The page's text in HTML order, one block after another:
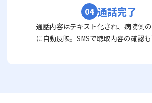
04 通話完了
通話内容はテキスト化され、病院側
に自動反映。SMSで聴取内容の確認